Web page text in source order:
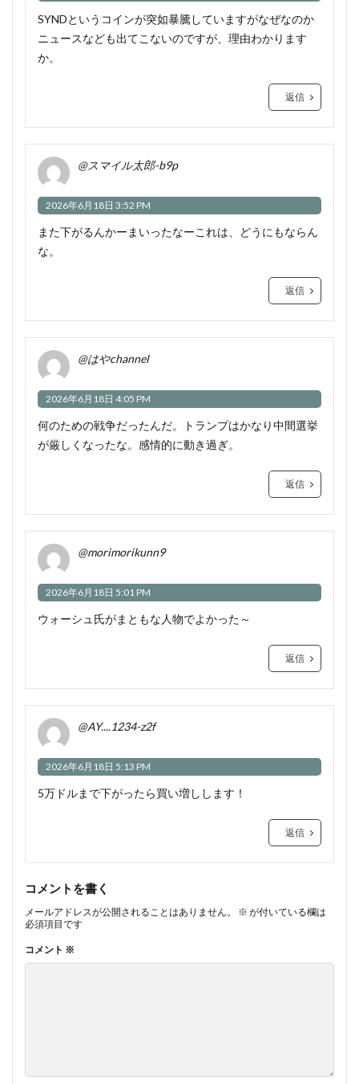
SYNDというコインが突如暴騰していますがなぜなのか
ニュースなども出てこないのですが、理由わかります
か。
返信
@スマイル太郎-b9p
2026年6月18日 3:52 PM
また下がるんかーまいったなーこれは、どうにもならん
な。
返信
@はやchannel
2026年6月18日 4:05 PM
何のための戦争だったんだ。トランプはかなり中間選挙
が厳しくなったな。感情的に動き過ぎ。
返信
@morimorikunn9
2026年6月18日 5:01 PM
ウォーシュ氏がまともな人物でよかった～
返信
@AY....1234-z2f
2026年6月18日 5:13 PM
5万ドルまで下がったら買い増しします！
返信
コメントを書く
メールアドレスが公開されることはありません。 ※ が付いている欄は
必須項目です
コメント ※